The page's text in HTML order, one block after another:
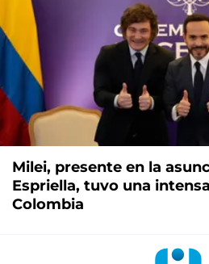
Milei, presente en la
Espriella, tuvo una
Colombia